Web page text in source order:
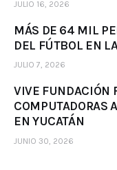
JULIO 16, 2026
MÁS DE 64 MIL
DEL FÚTBOL EN
JULIO 7, 2026
VIVE FUNDACIÓN
COMPUTADORAS
EN YUCATÁN
JUNIO 30, 2026